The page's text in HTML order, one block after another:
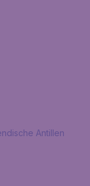
Antillen